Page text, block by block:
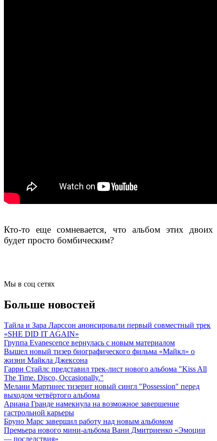
Кто-то еще сомневается, что альбом этих двоих
будет просто бомбическим?
Мы в соц сетях
Больше новостей
Тайла и Зара Ларссон анонсировали первый совместный трек
«SHE DID IT AGAIN»
Группа Evanescence вернулась с новым материалом
Вышел новый тизер биографического фильма «Майкл» о
жизни Майкла Джексона
Гарри Стайлс представил трек-лист нового альбома "Kiss All
The Time. Disco, Occasionally."
Мелани Мартинес тизерит новый сингл "Possession" перед
выходом четвёртого альбома
Ариана Гранде намекнула на возможное завершение
гастрольной карьеры
Бруно Марс завершил работу над новым альбомом
Премьера нового мини-альбома Вани Дмитриенко «Эмоции
— последствия»